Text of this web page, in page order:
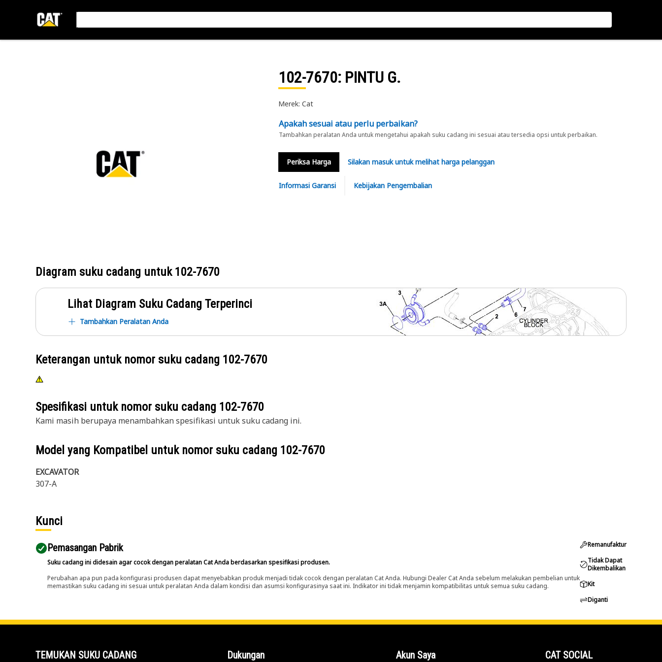
102-7670: PINTU G.
Merek: Cat
Apakah sesuai atau perlu perbaikan?
Tambahkan peralatan Anda untuk mengetahui apakah suku cadang ini sesuai atau tersedia opsi untuk perbaikan.
Periksa Harga Silakan masuk untuk melihat harga pelanggan
Informasi Garansi Kebijakan Pengembalian
Diagram suku cadang untuk102-7670
Lihat Diagram Suku Cadang Terperinci
Tambahkan Peralatan Anda
Keterangan untuk nomor suku cadang 102-7670
Spesifikasi untuk nomor suku cadang 102-7670
Kami masih berupaya menambahkan spesifikasi untuk suku cadang ini.
Model yang Kompatibel untuk nomor suku cadang 102-7670
EXCAVATOR
307-A
Kunci
Pemasangan Pabrik
Suku cadang ini didesain agar cocok dengan peralatan Cat Anda berdasarkan spesifikasi produsen.
Perubahan apa pun pada konfigurasi produsen dapat menyebabkan produk menjadi tidak cocok dengan peralatan Cat Anda. Hubungi Dealer Cat Anda sebelum melakukan pembelian untuk
memastikan suku cadang ini sesuai untuk peralatan Anda dalam kondisi dan asumsi konfigurasinya saat ini. Indikator ini tidak menjamin kompatibilitas untuk semua suku cadang.
Remanufaktur
Tidak Dapat
Dikembalikan
Kit
Diganti
TEMUKAN SUKU CADANG Dukungan Akun Saya CAT SOCIAL